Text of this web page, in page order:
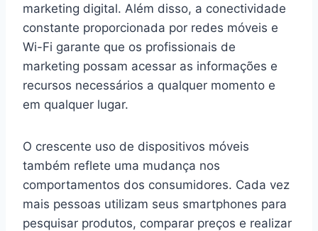
marketing digital. Além disso, a conectividade
constante proporcionada por redes móveis e
Wi-Fi garante que os profissionais de
marketing possam acessar as informações e
recursos necessários a qualquer momento e
em qualquer lugar.
O crescente uso de dispositivos móveis
também reflete uma mudança nos
comportamentos dos consumidores. Cada vez
mais pessoas utilizam seus smartphones para
pesquisar produtos, comparar preços e realizar